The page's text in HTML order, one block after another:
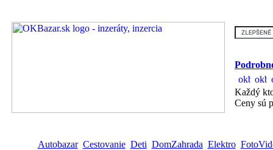
Každý
Ceny sú
Autobazar Cestovanie Deti DomZahrada Elektro